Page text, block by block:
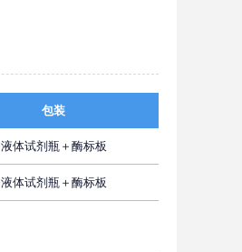
包装
液体试剂瓶＋酶标板
液体试剂瓶＋酶标板